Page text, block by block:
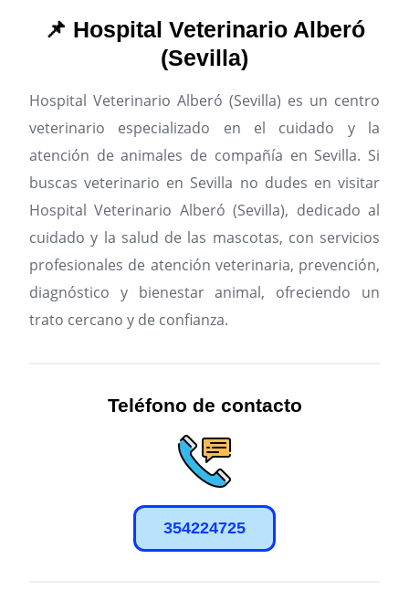
📌 Hospital Veterinario Alberó
(Sevilla)
Hospital Veterinario Alberó (Sevilla) es un centro
veterinario especializado en el cuidado y la
atención de animales de compañía en Sevilla. Si
buscas veterinario en Sevilla no dudes en visitar
Hospital Veterinario Alberó (Sevilla), dedicado al
cuidado y la salud de las mascotas, con servicios
profesionales de atención veterinaria, prevención,
diagnóstico y bienestar animal, ofreciendo un
trato cercano y de confianza.
Teléfono de contacto
354224725